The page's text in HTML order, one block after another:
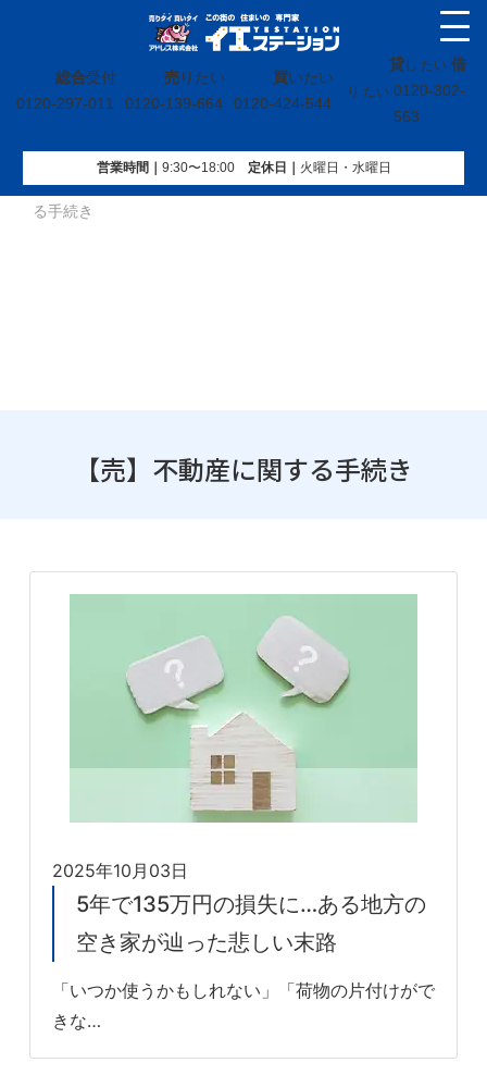
総合受付
0120-297-011
売りたい
0120-139-664
買いたい
0120-424-544
貸し たい 借
り たい 0120-302-
563
営業時間｜ 9:30〜18:00定休⽇｜ 火曜⽇・水曜⽇
イエステーション»不動産売却コラム»【売】不動産に関す
る手続き
【売】不動産に関する手続き
2025年10月03日
5年で135万円の損失に…ある地方の
空き家が辿った悲しい末路
「いつか使うかもしれない」「荷物の片付けがで
きな…